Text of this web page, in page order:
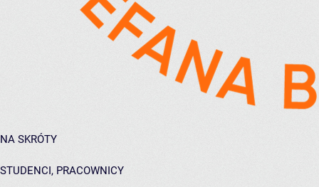
NA SKRÓTY
STUDENCI, PRACOWNICY